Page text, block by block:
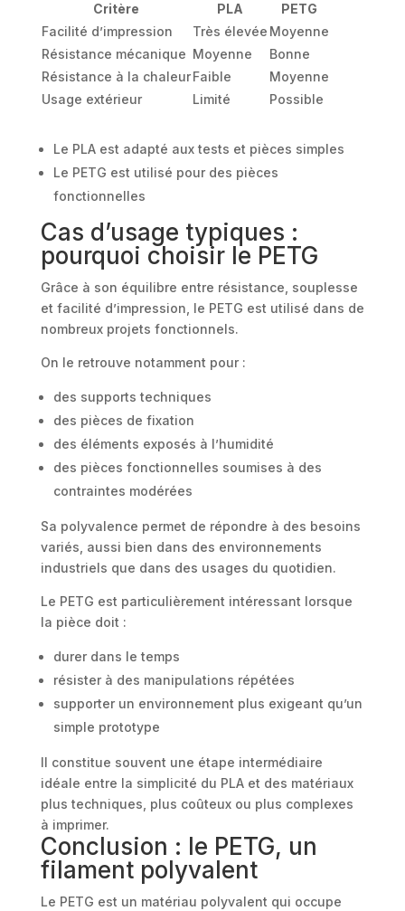
Critère PLA
PETG
Facilité d’impression
Très élevée Moyenne
Résistance mécanique Moyenne
Bonne
Résistance à la chaleurFaible
Moyenne
Usage extérieur
Limité Possible
Le PLA est adapté aux tests et pièces simples
Le PETG est utilisé pour des pièces
fonctionnelles
Cas d’usage typiques :
pourquoi choisir le PETG
Grâce à son équilibre entre résistance, souplesse
et facilité d’impression, le PETG est utilisé dans de
nombreux projets fonctionnels.
On le retrouve notamment pour :
des supports techniques
des pièces de fixation
des éléments exposés à l’humidité
des pièces fonctionnelles soumises à des
contraintes modérées
Sa polyvalence permet de répondre à des besoins
variés, aussi bien dans des environnements
industriels que dans des usages du quotidien.
Le PETG est particulièrement intéressant lorsque
la pièce doit :
durer dans le temps
résister à des manipulations répétées
supporter un environnement plus exigeant qu’un
simple prototype
Il constitue souvent une étape intermédiaire
idéale entre la simplicité du PLA et des matériaux
plus techniques, plus coûteux ou plus complexes
à imprimer.
Conclusion : le PETG, un
filament polyvalent
Le PETG est un matériau polyvalent qui occupe